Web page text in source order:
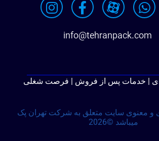
info@tehranpack.com
| خدمات پس از فروش | فرصت شغلی
و معنوی سایت متعلق به شرکت تهران پک
میباشد ©2026